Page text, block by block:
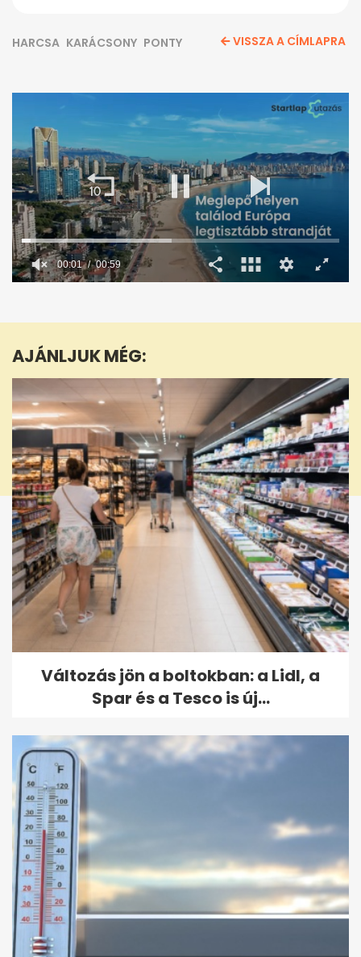
HARCSA KARÁCSONY PONTY VISSZA A CÍMLAPRA
59
00:02 00:59
AJÁNLJUK MÉG:
Változás jön a boltokban: a Lidl, a
Spar és a Tesco is új...